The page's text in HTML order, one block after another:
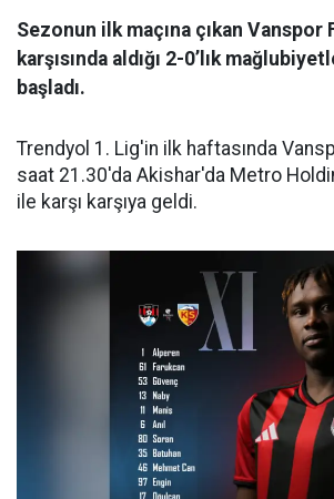
Sezonun ilk maçına çıkan Vanspor
karşısında aldığı 2-0’lık
başladı.
Trendyol 1. Lig'in ilk haftasında
saat 21.30'da Akishar'da Metro
ile karşı karşıya geldi.